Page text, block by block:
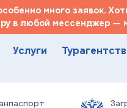
много заявок.
в любой мессенджер —
Услуги